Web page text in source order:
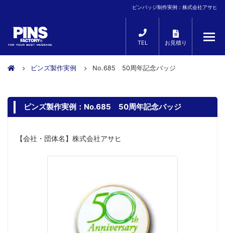
ピンバッジ制作実例：株式会社アサヒ
TEL お見積り
ピンズ製作実例 No.685 50周年記念バッジ
ピンズ製作実例：No.685 50周年記念バッジ
【会社・団体名】株式会社アサヒ